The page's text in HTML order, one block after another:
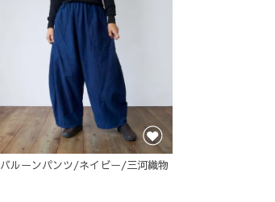
バルーンパンツ/ネイビー/三河織物